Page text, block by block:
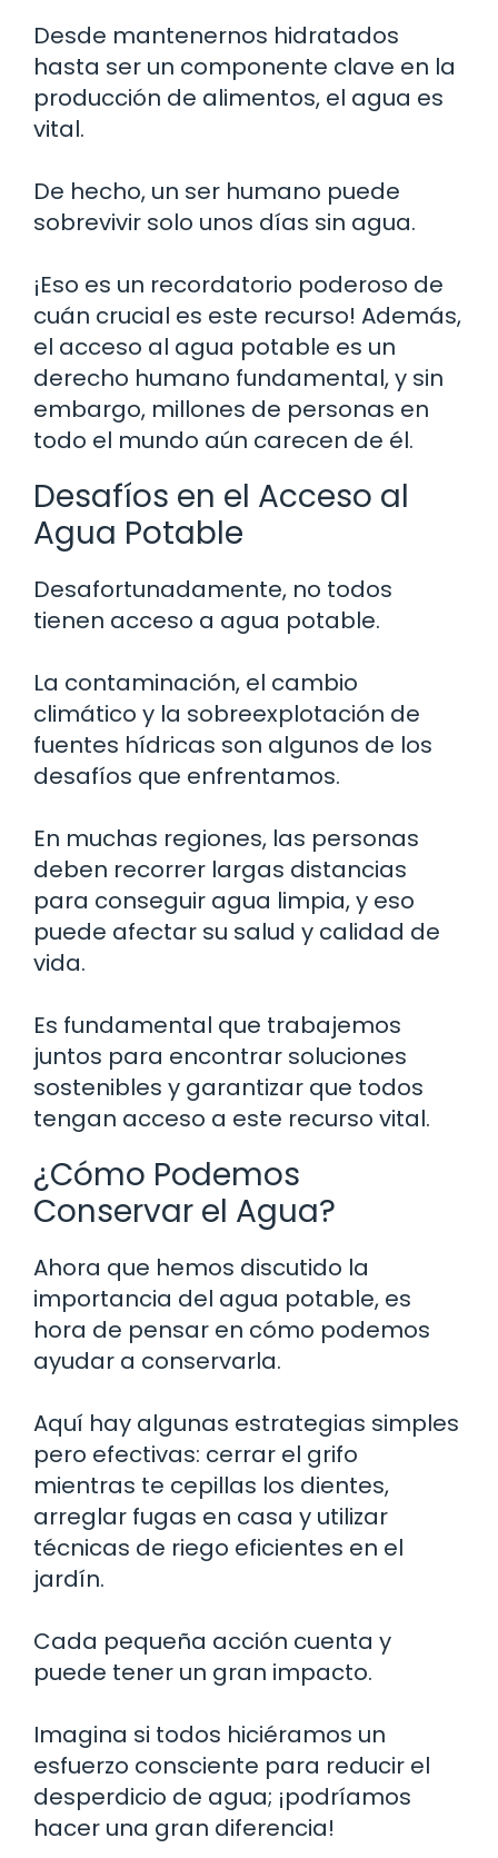
Desde mantenernos hidratados
hasta ser un componente clave en la
producción de alimentos, el agua es
vital.
De hecho, un ser humano puede
sobrevivir solo unos días sin agua.
¡Eso es un recordatorio poderoso de
cuán crucial es este recurso! Además,
el acceso al agua potable es un
derecho humano fundamental, y sin
embargo, millones de personas en
todo el mundo aún carecen de él.
Desafíos en el Acceso al
Agua Potable
Desafortunadamente, no todos
tienen acceso a agua potable.
La contaminación, el cambio
climático y la sobreexplotación de
fuentes hídricas son algunos de los
desafíos que enfrentamos.
En muchas regiones, las personas
deben recorrer largas distancias
para conseguir agua limpia, y eso
puede afectar su salud y calidad de
vida.
Es fundamental que trabajemos
juntos para encontrar soluciones
sostenibles y garantizar que todos
tengan acceso a este recurso vital.
¿Cómo Podemos
Conservar el Agua?
Ahora que hemos discutido la
importancia del agua potable, es
hora de pensar en cómo podemos
ayudar a conservarla.
Aquí hay algunas estrategias simples
pero efectivas: cerrar el grifo
mientras te cepillas los dientes,
arreglar fugas en casa y utilizar
técnicas de riego eficientes en el
jardín.
Cada pequeña acción cuenta y
puede tener un gran impacto.
Imagina si todos hiciéramos un
esfuerzo consciente para reducir el
desperdicio de agua; ¡podríamos
hacer una gran diferencia!